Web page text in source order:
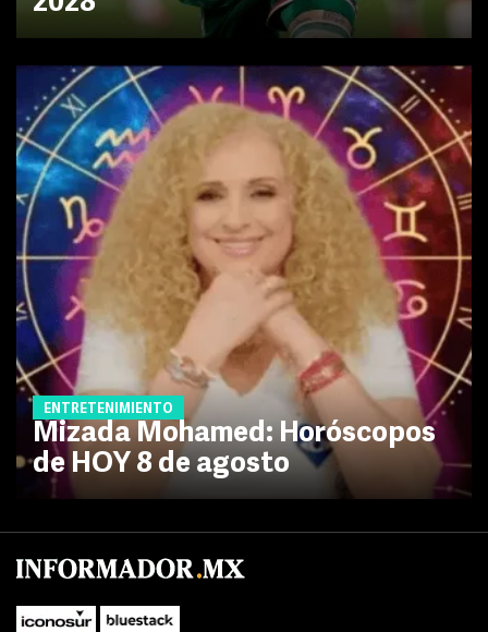
ENTRETENIMIENTO
Mizada Mohamed: Horóscopos
de HOY 8 de agosto